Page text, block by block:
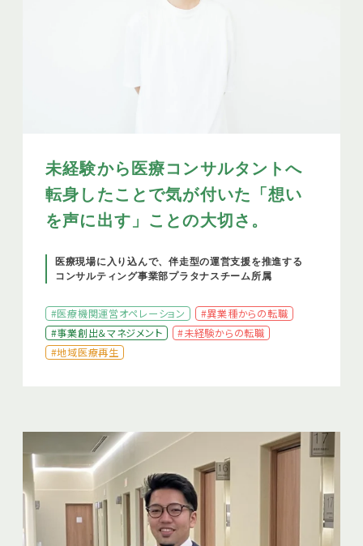
未経験から医療コンサルタントへ
転身したことで気が付いた「想い
を声に出す」ことの大切さ。
医療現場に入り込んで、伴走型の運営支援を推進する
コンサルティング事業部プラタナスチーム所属
#医療機関運営オペレーション
#異業種からの転職
#事業創出＆マネジメント
#未経験からの転職
#地域医療再生